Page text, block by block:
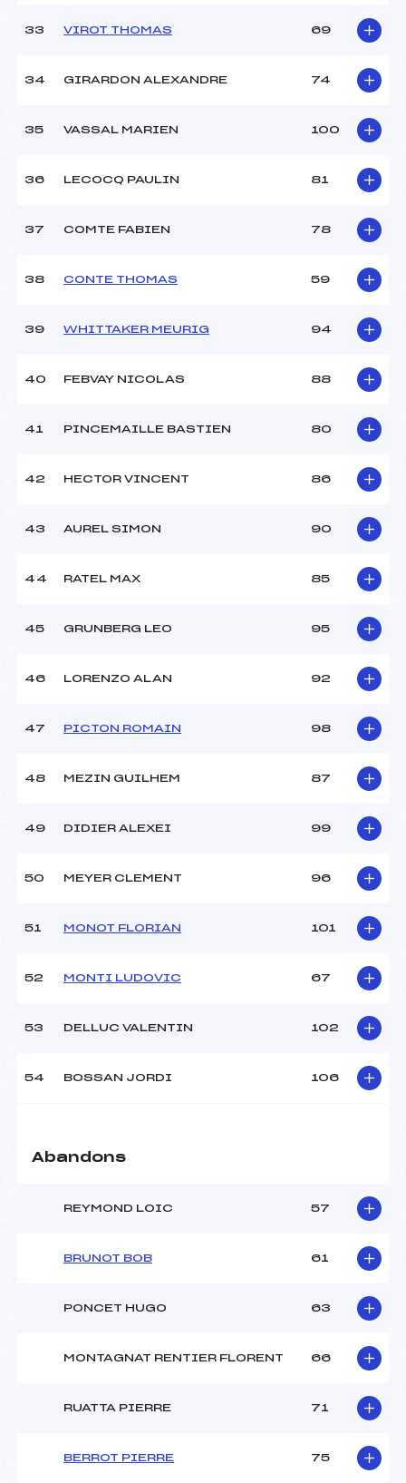
33 VIROT THOMAS 69
34 GIRARDON ALEXANDRE 74
35 VASSAL MARIEN 100
36 LECOCQ PAULIN 81
37 COMTE FABIEN 78
38 CONTE THOMAS 59
39 WHITTAKER MEURIG 94
40 FEBVAY NICOLAS 88
41 PINCEMAILLE BASTIEN 80
42 HECTOR VINCENT 86
43 AUREL SIMON 90
44 RATEL MAX 85
45 GRUNBERG LEO 95
46 LORENZO ALAN 92
47 PICTON ROMAIN 98
48 MEZIN GUILHEM 87
49 DIDIER ALEXEI 99
50 MEYER CLEMENT 96
51 MONOT FLORIAN 101
52 MONTI LUDOVIC 67
53 DELLUC VALENTIN 102
54 BOSSAN JORDI 106
Abandons
REYMOND LOIC 57
BRUNOT BOB 61
PONCET HUGO 63
MONTAGNAT RENTIER FLORENT 66
RUATTA PIERRE 71
BERROT PIERRE 75